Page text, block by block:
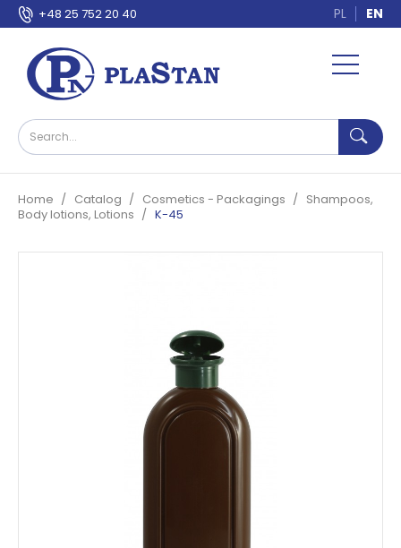
+48 25 752 20 40 PL EN
Home Catalog Cosmetics - Packagings
Shampoos,
Body lotions, Lotions
K-45